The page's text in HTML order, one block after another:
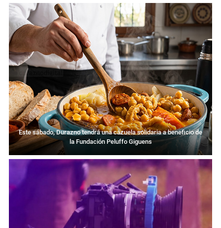
Este sábado, Durazno tendrá una cazuela solidaria a beneficio de
la Fundación Peluffo Giguens